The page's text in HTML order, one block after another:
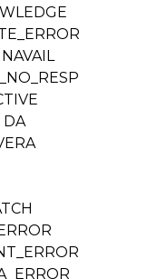
DA